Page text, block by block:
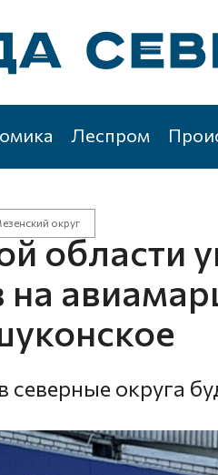
Леспром
округ
области
на
округа